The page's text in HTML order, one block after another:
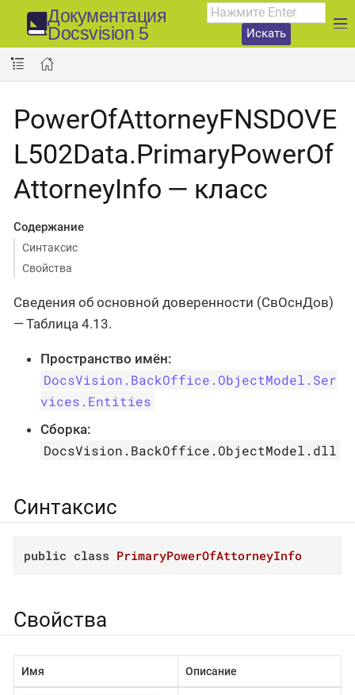
Документация
Docsvision 5
Искать
PowerOfAttorneyFNSDOVE
L502Data.PrimaryPowerOf
AttorneyInfo — класс
Содержание
Синтаксис
Свойства
Сведения об основной доверенности (СвОснДов)
— Таблица 4.13.
Пространство имён:
DocsVision.BackOffice.ObjectModel.Ser
vices.Entities
Сборка:
DocsVision.BackOffice.ObjectModel.dll
Синтаксис
public class PrimaryPowerOfAttorneyInfo
Свойства
Имя Описание